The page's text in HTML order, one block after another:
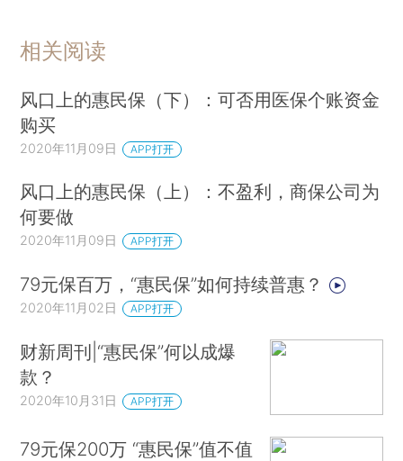
相关阅读
风口上的惠民保（下）：可否用医保个账资金
购买
2020年11月09日 APP打开
风口上的惠民保（上）：不盈利，商保公司为
何要做
2020年11月09日 APP打开
79元保百万，“惠民保”如何持续普惠？
2020年11月02日 APP打开
财新周刊|“惠民保”何以成爆
款？
2020年10月31日 APP打开
79元保200万 “惠民保”值不值